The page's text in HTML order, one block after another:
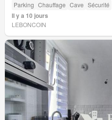
Parking Chauffage Cave Sécurité
Il y a 10 jours
LEBONCOIN